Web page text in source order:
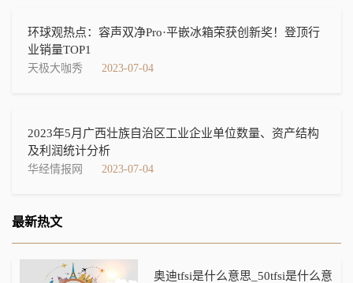
环球观热点：容声双净Pro·平嵌冰箱荣获创新奖！登顶行
业销量TOP1
天极大咖秀 2023-07-04
2023年5月广西壮族自治区工业企业单位数量、资产结构
及利润统计分析
华经情报网 2023-07-04
最新热文
奥迪tfsi是什么意思_50tfsi是什么意